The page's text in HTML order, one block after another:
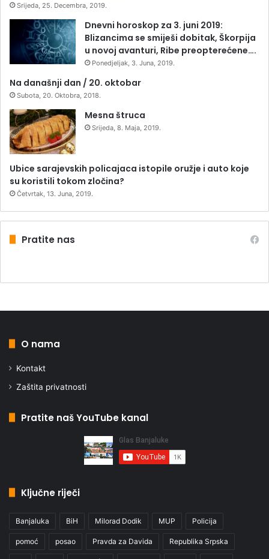
Srijeda, 25. Decembra, 2019.
Dnevni horoskop za 3. juni 2019:
Blizancima se smiješi dobitak, Škorpija
u novoj avanturi, Ribe preopterećene….
Ponedjeljak, 3. Juna, 2019.
Na današnji dan / 20. oktobar
Subota, 20. Oktobra, 2018.
Mesna štruca
Srijeda, 8. Maja, 2019.
Ubice sarajevskih policajaca istopile oružje i auto koje
su koristili tokom zločina?
Četvrtak, 13. Juna, 2019.
Pratite nas
O nama
Kontakt
Zaštita privatnosti
Pratite naš YouTube kanal
Ključne riječi
Banjaluka BiH Milorad Dodik MUP Policija
pomoć posao Pravda za Davida Republika Srpska